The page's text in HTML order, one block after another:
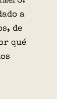
a
de
qué